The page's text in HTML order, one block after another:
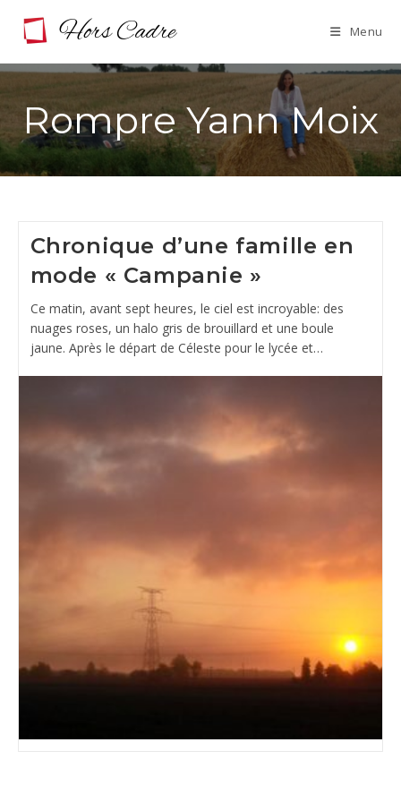
Menu
Rompre Yann Moix
Chronique d’une famille en
mode « Campanie »
Ce matin, avant sept heures, le ciel est incroyable: des
nuages roses, un halo gris de brouillard et une boule
jaune. Après le départ de Céleste pour le lycée et…